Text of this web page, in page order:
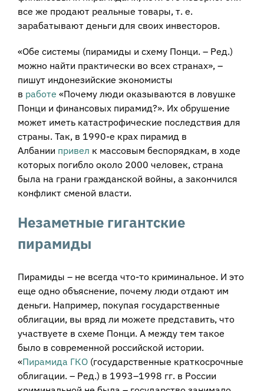
все же продают реальные товары, т. е.
зарабатывают деньги для своих инвесторов.
«Обе системы (пирамиды и схему Понци. – Ред.)
можно найти практически во всех странах», –
пишут индонезийские экономисты
в работе «Почему люди оказываются в ловушке
Понци и финансовых пирамид?». Их обрушение
может иметь катастрофические последствия для
страны. Так, в 1990-е крах пирамид в
Албании привел к массовым беспорядкам, в ходе
которых погибло около 2000 человек, страна
была на грани гражданской войны, а закончился
конфликт сменой власти.
Незаметные гигантские
пирамиды
Пирамиды – не всегда что-то криминальное. И это
еще одно объяснение, почему люди отдают им
деньги. Например, покупая государственные
облигации, вы вряд ли можете представить, что
участвуете в схеме Понци. А между тем такое
было в современной российской истории.
«Пирамида ГКО(государственные краткосрочные
облигации. – Ред.) в 1993–1998 гг. в России